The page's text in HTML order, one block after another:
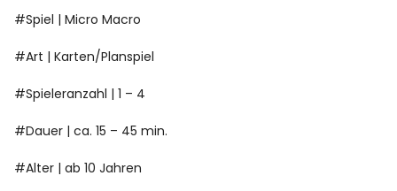
#Spiel | Micro Macro
#Art | Karten/Planspiel
#Spieleranzahl | 1 – 4
#Dauer | ca. 15 – 45 min.
#Alter | ab 10 Jahren